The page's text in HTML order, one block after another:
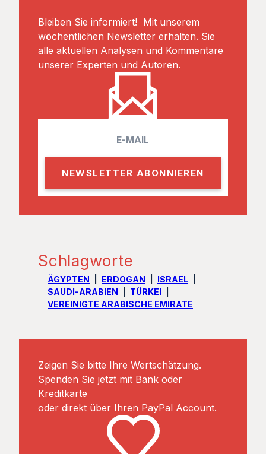
Bleiben Sie informiert! Mit unserem
wöchentlichen Newsletter erhalten. Sie
alle aktuellen Analysen und Kommentare
unserer Experten und Autoren.
a
l
Schlagworte
ÄGYPTEN ERDOGAN
ISRAEL
SAUDI-ARABIEN
TÜRKEI
VEREINIGTE ARABISCHE EMIRATE
Zeigen Sie bitte Ihre Wertschätzung.
Spenden Sie jetzt mit Bank oder
Kreditkarte
oder direkt über Ihren PayPal Account.